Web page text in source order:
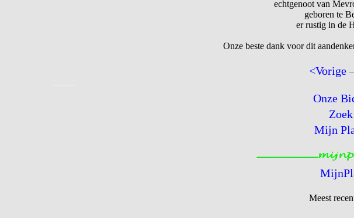
echtgenoot van
geboren te
er rustig in de
Onze beste dank voor dit
<Vorige
Onze
Mijn
Meest